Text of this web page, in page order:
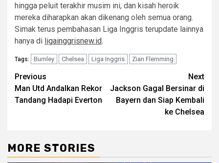
hingga peluit terakhir musim ini, dan kisah heroik
mereka diharapkan akan dikenang oleh semua orang.
Simak terus pembahasan Liga Inggris terupdate lainnya
hanya di ligainggrisnew.id.
Tags: Burnley Chelsea Liga Inggris Zian Flemming
Post
navigation
Previous
Man Utd Andalkan Rekor
Tandang Hadapi Everton
Next
Jackson Gagal Bersinar di
Bayern dan Siap Kembali
ke Chelsea
MORE STORIES